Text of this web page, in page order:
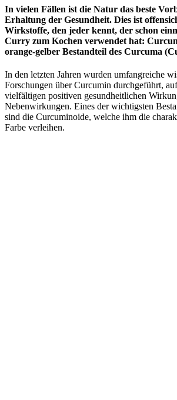
In vielen Fällen ist die Natur das beste
Erhaltung der Gesundheit. Dies ist
Wirkstoffe, den jeder kennt, der schon
Curry zum Kochen verwendet hat:
orange-gelber Bestandteil des Curcuma
In den letzten Jahren wurden umfangreiche
Forschungen über Curcumin durchgeführt,
vielfältigen positiven gesundheitlichen
Nebenwirkungen. Eines der wichtigsten
sind die Curcuminoide, welche ihm die
Farbe verleihen.